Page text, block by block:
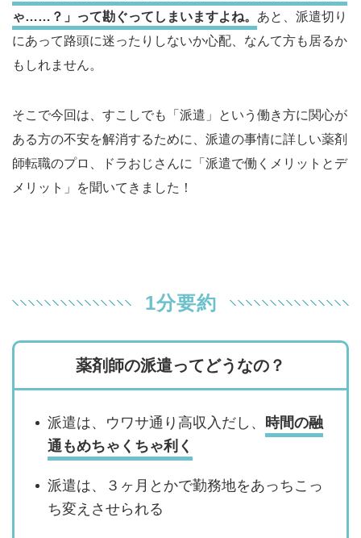
ゃ……？」って勘ぐってしまいますよね。 あと、派遣切り
にあって路頭に迷ったりしないか心配、なんて方も居るか
もしれません。
そこで今回は、すこしでも「派遣」という働き方に関心が
ある方の不安を解消するために、派遣の事情に詳しい薬剤
師転職のプロ、ドラおじさんに「派遣で働くメリットとデ
メリット」を聞いてきました！
1分要約
薬剤師の派遣ってどうなの？
派遣は、ウワサ通り高収入だし、
時間の融
通もめちゃくちゃ利く
派遣は、３ヶ月とかで勤務地をあっちこっ
ち変えさせられる